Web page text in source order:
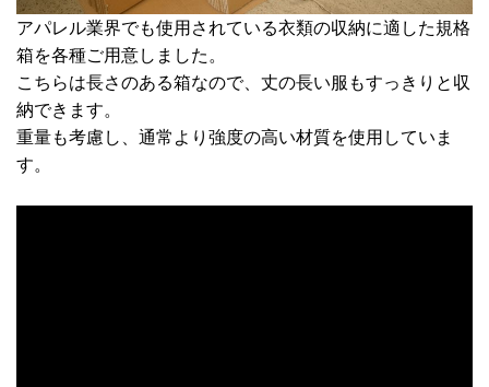
アパレル業界でも使用されている衣類の収納に適した規格
箱を各種ご用意しました。
こちらは長さのある箱なので、丈の長い服もすっきりと収
納できます。
重量も考慮し、通常より強度の高い材質を使用していま
す。